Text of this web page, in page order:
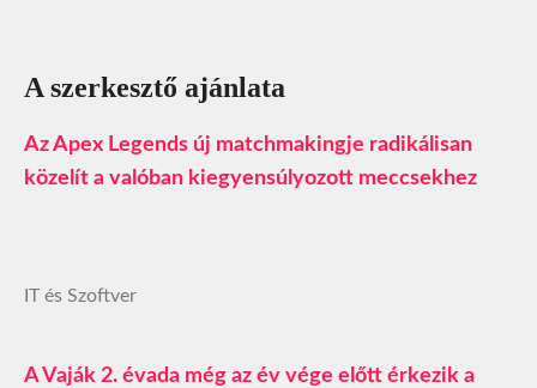
A szerkesztő ajánlata
Az Apex Legends új matchmakingje radikálisan
közelít a valóban kiegyensúlyozott meccsekhez
IT és Szoftver
A Vaják 2. évada még az év vége előtt érkezik a